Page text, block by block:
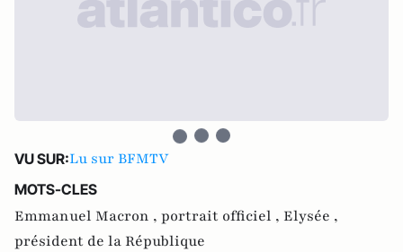
VU SUR:Lu sur BFMTV
MOTS-CLES
Emmanuel Macron , portrait officiel , Elysée ,
président de la République